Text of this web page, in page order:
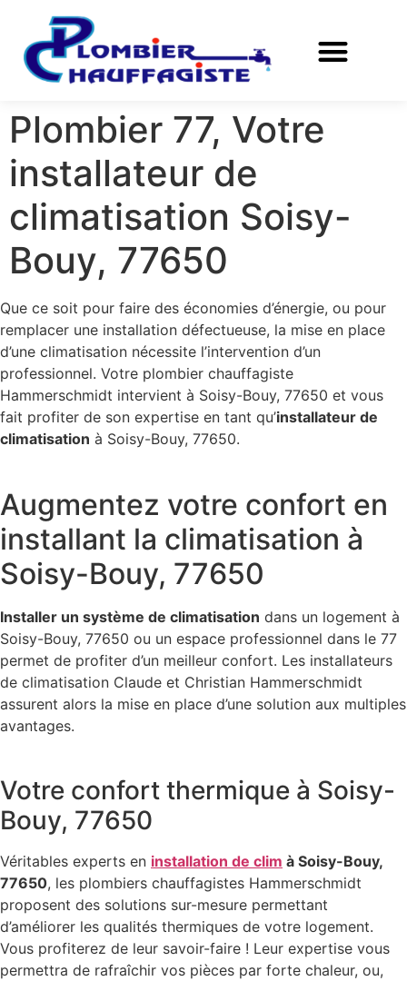
Plombier 77, Votre
installateur de
climatisation Soisy-
Bouy, 77650
Que ce soit pour faire des économies d’énergie, ou pour
remplacer une installation défectueuse, la mise en place
d’une climatisation nécessite l’intervention d’un
professionnel. Votre plombier chauffagiste
Hammerschmidt intervient à Soisy-Bouy, 77650 et vous
fait profiter de son expertise en tant qu’installateur de
climatisation à Soisy-Bouy, 77650.
Augmentez votre confort en
installant la climatisation à
Soisy-Bouy, 77650
Installer un système de climatisation dans un logement à
Soisy-Bouy, 77650 ou un espace professionnel dans le 77
permet de profiter d’un meilleur confort. Les installateurs
de climatisation Claude et Christian Hammerschmidt
assurent alors la mise en place d’une solution aux multiples
avantages.
Votre confort thermique à Soisy-
Bouy, 77650
Véritables experts en installation de clim à Soisy-Bouy,
77650, les plombiers chauffagistes Hammerschmidt
proposent des solutions sur-mesure permettant
d’améliorer les qualités thermiques de votre logement.
Vous profiterez de leur savoir-faire ! Leur expertise vous
permettra de rafraîchir vos pièces par forte chaleur, ou,